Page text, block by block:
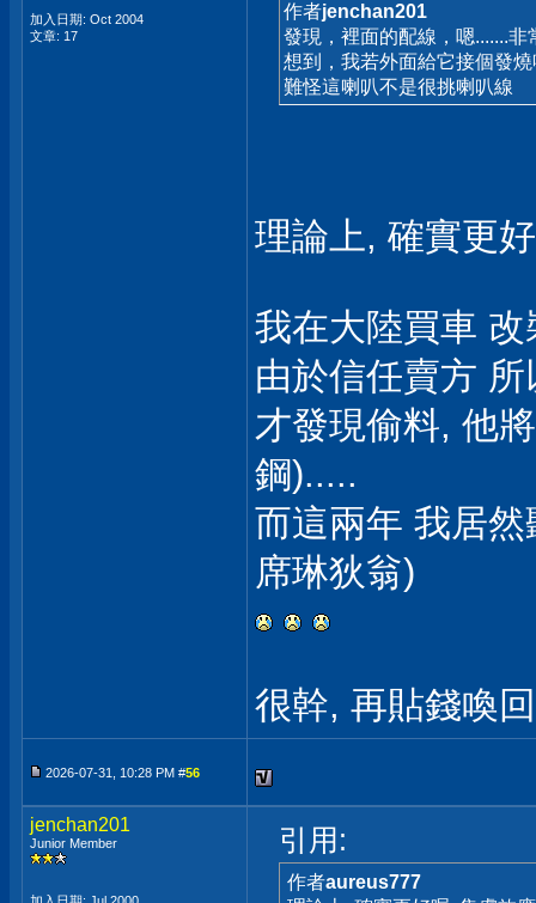
加入日期: Oct 2004
文章: 17
作者jenchan201
發現，裡面的配線，嗯.......非
想到，我若外面給它接個發
難怪這喇叭不是很挑喇叭線
理論上, 確實更
我在大陸買車
由於信任賣方
才發現偷料, 他
鋼).....
而這兩年 我居
席琳狄翁)
很幹, 再貼錢喚
2026-07-31, 10:28 PM #56
jenchan201
Junior Member 引用:
作者aureus777